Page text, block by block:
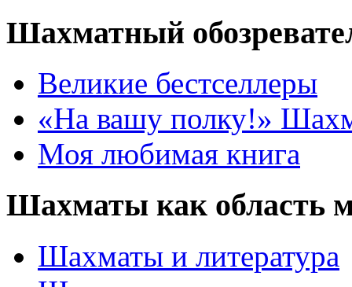
Шахматный
Великие бестселлеры
«На вашу полку!»
Моя любимая книга
Шахматы как область
Шахматы и литература